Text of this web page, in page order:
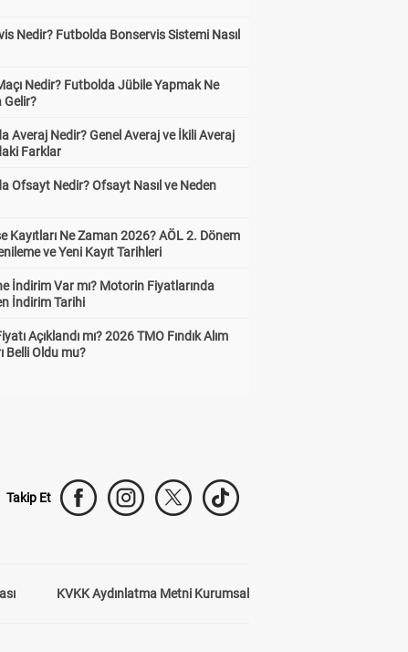
Nedir? Futbolda Bonservis Sistemi Nasıl
Nedir? Futbolda Jübile Yapmak Ne
Gelir?
Averaj Nedir? Genel Averaj ve İkili Averaj
Farklar
Ofsayt Nedir? Ofsayt Nasıl ve Neden
Kayıtları Ne Zaman 2026? AÖL 2. Dönem
ve Yeni Kayıt Tarihleri
İndirim Var mı? Motorin Fiyatlarında
İndirim Tarihi
Açıklandı mı? 2026 TMO Fındık Alım
Belli Oldu mu?
Takip Et
KVKK Aydınlatma Metni Kurumsal